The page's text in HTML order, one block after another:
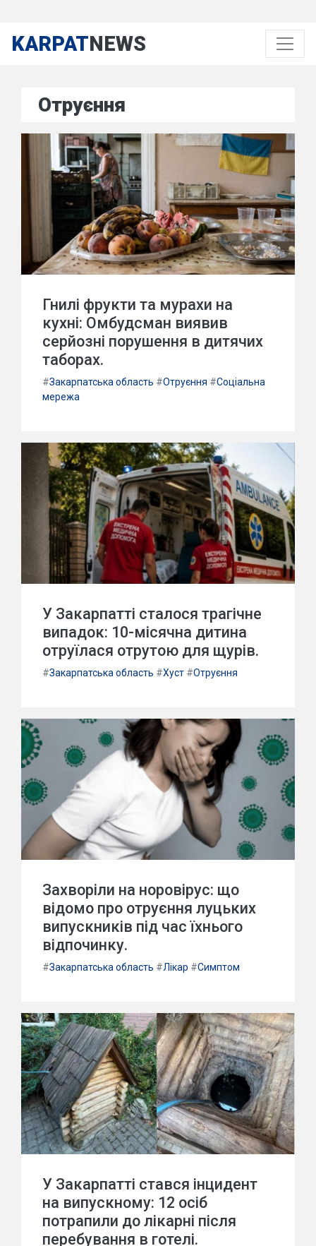
KARPATNEWS
Отруєння
Гнилі фрукти та мурахи на
кухні: Омбудсман виявив
серйозні порушення в дитячих
таборах.
#Закарпатська область #Отруєння #Соціальна
мережа
У Закарпатті сталося трагічне
випадок: 10-місячна дитина
отруїлася отрутою для щурів.
#Закарпатська область #Хуст #Отруєння
Захворіли на норовірус: що
відомо про отруєння луцьких
випускників під час їхнього
відпочинку.
#Закарпатська область #Лікар #Симптом
У Закарпатті стався інцидент
на випускному: 12 осіб
потрапили до лікарні після
перебування в готелі.